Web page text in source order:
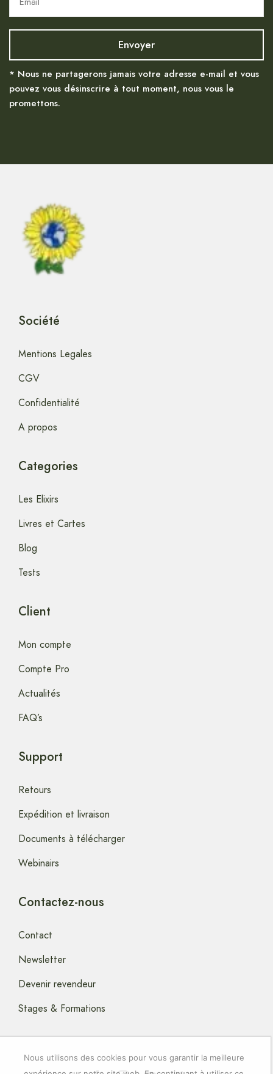
* Nous ne partagerons jamais votre adresse e-mail et vous
pouvez vous désinscrire à tout moment, nous vous le
promettons.
Société
Mentions Legales
CGV
Confidentialité
A propos
Categories
Les Elixirs
Livres et Cartes
Blog
Tests
Client
Mon compte
Compte Pro
Actualités
FAQ’s
Support
Retours
Expédition et livraison
Documents à télécharger
Webinairs
Contactez-nous
Contact
Newsletter
Devenir revendeur
Stages & Formations
Nous utilisons des cookies pour vous garantir la meilleure